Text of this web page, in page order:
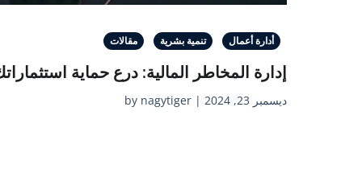
أدارة أعمال تنمية بشرية مقالات
إدارة المخاطر المالية: درع حماية
ديسمبر 23, 2024 | by nagytiger